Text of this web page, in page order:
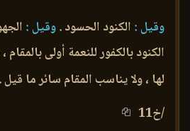
وقيل : الكنود الحسود .وقيل :
الكنود بالكفور للنعمة أولى
لها ، ولا يناسب المقام سائر ما قيل .
/خ11